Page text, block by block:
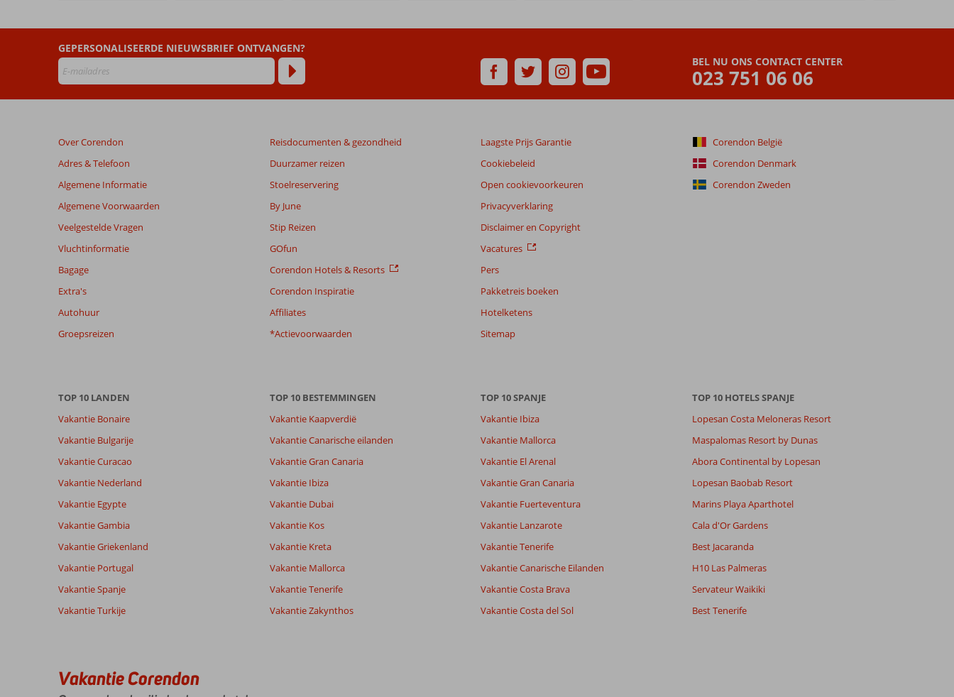
Beoordelingen
die
ouder
48
worden
niet
weergegeven
om
relevantie
garanderen.
onze
Totale score
4
beoordelingen
6,3 Eten
6,5
Kamers
Wifi kwaliteit 8,3
van onze
Alle
datum (nieuw > oud)
Er
in
het
BEL NU ONS CONTACT CENTER
023 751 06 06
GEPERSONALISEERDE NIEUWSBRIEF ONTVANGEN?
Over Corendon
Adres & Telefoon
Algemene Informatie
Algemene Voorwaarden
Veelgestelde Vragen
Vluchtinformatie
Bagage
Extra's
Autohuur
Groepsreizen
Reisdocumenten & gezondheid
Duurzamer reizen
Stoelreservering
By June
Stip Reizen
GOfun
Corendon Hotels & Resorts
Corendon Inspiratie
Affiliates
*Actievoorwaarden
Laagste Prijs Garantie
Cookiebeleid
Open cookievoorkeuren
Privacyverklaring
Disclaimer en Copyright
Vacatures
Pers
Pakketreis boeken
Hotelketens
Sitemap
Corendon België
Corendon Denmark
Corendon Zweden
TOP 10 LANDEN
Vakantie Bonaire
Vakantie Bulgarije
Vakantie Curacao
Vakantie Nederland
Vakantie Egypte
Vakantie Gambia
Vakantie Griekenland
Vakantie Portugal
Vakantie Spanje
Vakantie Turkije
TOP 10 BESTEMMINGEN
Vakantie Kaapverdië
Vakantie Canarische eilanden
Vakantie Gran Canaria
Vakantie Ibiza
Vakantie Dubai
Vakantie Kos
Vakantie Kreta
Vakantie Mallorca
Vakantie Tenerife
Vakantie Zakynthos
TOP 10 SPANJE
Vakantie Ibiza
Vakantie Mallorca
Vakantie El Arenal
Vakantie Gran Canaria
Vakantie Fuerteventura
Vakantie Lanzarote
Vakantie Tenerife
Vakantie Canarische Eilanden
Vakantie Costa Brava
Vakantie Costa del Sol
TOP 10 HOTELS SPANJE
Lopesan Costa Meloneras Resort
Maspalomas Resort by Dunas
Abora Continental by Lopesan
Lopesan Baobab Resort
Marins Playa Aparthotel
Cala d'Or Gardens
Best Jacaranda
H10 Las Palmeras
Servateur Waikiki
Best Tenerife
Vakantie Corendon